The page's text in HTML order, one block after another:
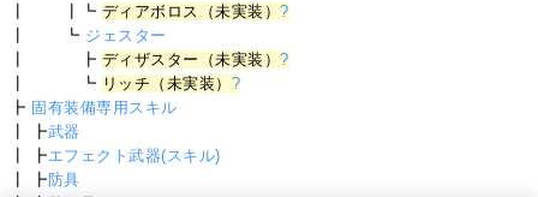
┃ ┃┗ ディアボロス（未実装）?
┃ ┗ ジェスター
┃ ┣ ディザスター（未実装）?
┃ ┗ リッチ（未実装） ?
┣ 固有装備専用スキル
┃ ┣武器
┃ ┣エフェクト武器(スキル)
┃ ┣防具